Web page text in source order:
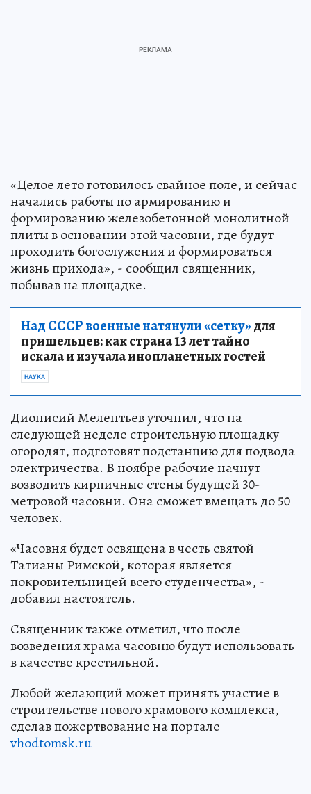
«Целое лето готовилось свайное поле, и сейчас
начались работы по армированию и
формированию железобетонной монолитной
плиты в основании этой часовни, где будут
проходить богослужения и формироваться
жизнь прихода», - сообщил священник,
побывав на площадке.
Над СССР военные натянули «сетку»для
пришельцев: как страна 13 лет тайно
искала и изучала инопланетных гостей
НАУКА
Дионисий Мелентьев уточнил, что на
следующей неделе строительную площадку
огородят, подготовят подстанцию для подвода
электричества. В ноябре рабочие начнут
возводить кирпичные стены будущей 30-
метровой часовни. Она сможет вмещать до 50
человек.
«Часовня будет освящена в честь святой
Татианы Римской, которая является
покровительницей всего студенчества», -
добавил настоятель.
Священник также отметил, что после
возведения храма часовню будут использовать
в качестве крестильной.
Любой желающий может принять участие в
строительстве нового храмового комплекса,
сделав пожертвование на портале
vhodtomsk.ru